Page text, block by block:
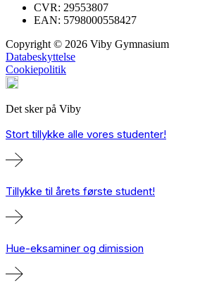
CVR: 29553807
EAN: 5798000558427
Copyright © 2026 Viby Gymnasium
Databeskyttelse
Cookiepolitik
Det sker på Viby
Stort tillykke alle vores studenter!
Tillykke til årets første student!
Hue-eksaminer og dimission